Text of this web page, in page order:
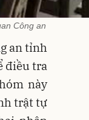
Công an
an tỉnh
điều tra
này
trật tự